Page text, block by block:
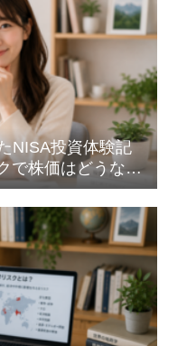
NISA投資体験記
で株価はどうな
じたこと